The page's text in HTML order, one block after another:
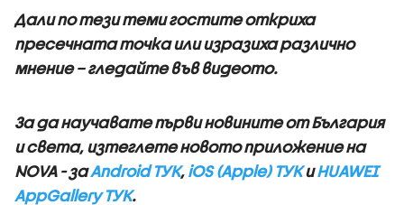
Дали по тези теми гостите откриха
пресечната точка или изразиха различно
мнение – гледайте във видеото.
За да научавате първи новините от България
и света, изтеглете новото приложение на
NOVA - заAndroid ТУК, iOS (Apple) ТУКиHUAWEI
AppGallery ТУК.